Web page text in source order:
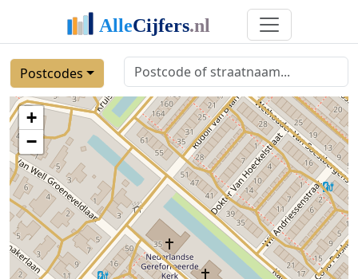
Postcodes
+
−